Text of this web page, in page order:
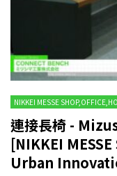
NIKKEI MESSE
連接長椅 -
[NIKKEI
Urban